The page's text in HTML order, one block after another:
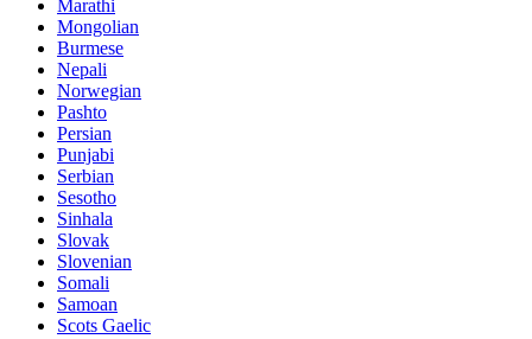
Marathi
Mongolian
Burmese
Nepali
Norwegian
Pashto
Persian
Punjabi
Serbian
Sesotho
Sinhala
Slovak
Slovenian
Somali
Samoan
Scots Gaelic